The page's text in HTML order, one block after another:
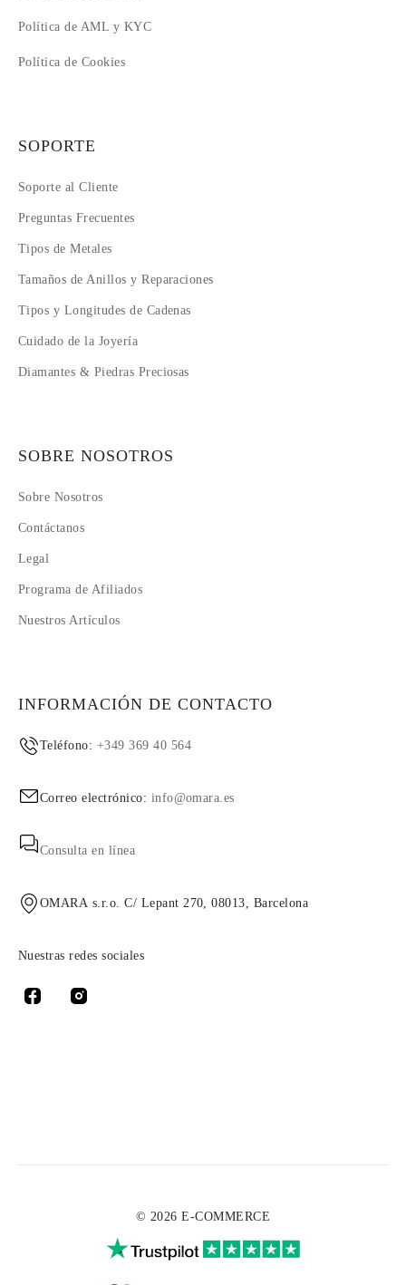
Política de AML y KYC
Política de Cookies
SOPORTE
Soporte al Cliente
Preguntas Frecuentes
Tipos de Metales
Tamaños de Anillos y Reparaciones
Tipos y Longitudes de Cadenas
Cuidado de la Joyería
Diamantes & Piedras Preciosas
SOBRE NOSOTROS
Sobre Nosotros
Contáctanos
Legal
Programa de Afiliados
Nuestros Artículos
INFORMACIÓN DE CONTACTO
Teléfono: +349 369 40 564
Correo electrónico: info@omara.es
Consulta en línea
OMARA s.r.o. C/ Lepant 270, 08013, Barcelona
Nuestras redes sociales
© 2026 E-COMMERCE